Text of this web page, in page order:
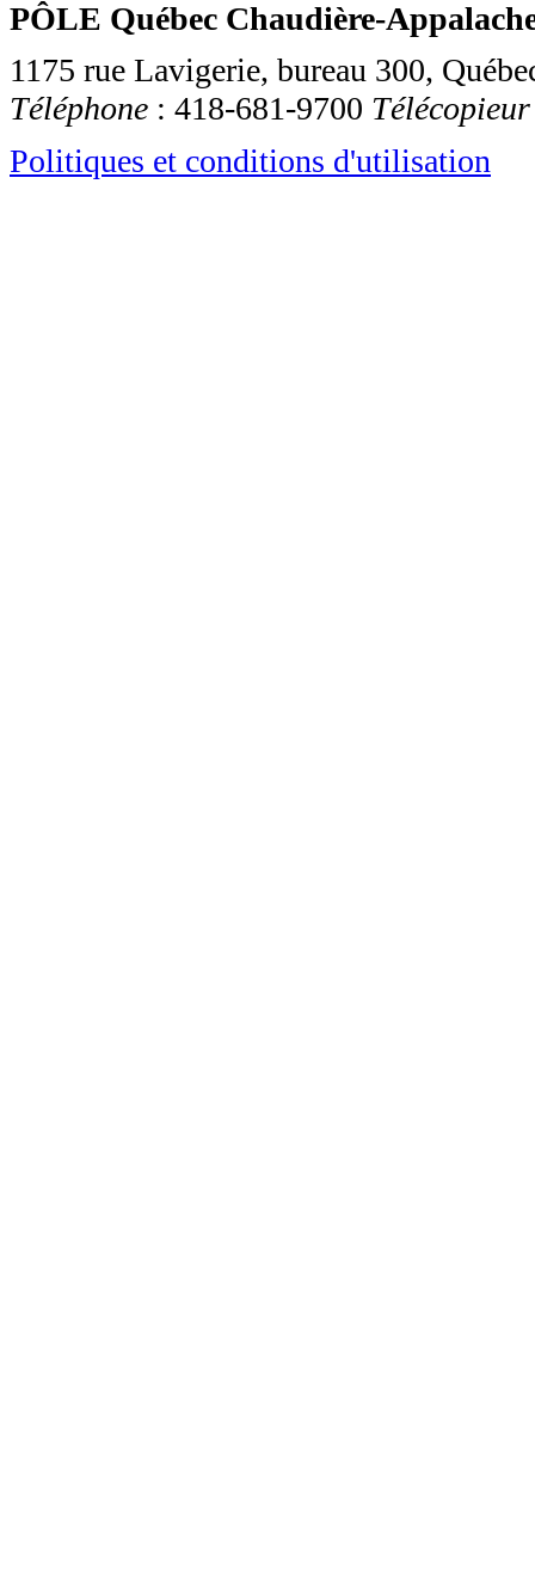
PÔLE Québec Chaudière-
1175 rue Lavigerie, bureau 300,
Téléphone : 418-681-9700 Télécopieur
Politiques et conditions d'utilisation